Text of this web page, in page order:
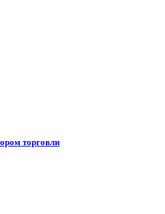
торговли